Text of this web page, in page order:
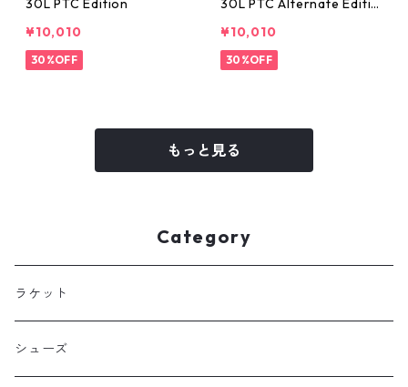
30L PTC Edition
¥10,010
30%OFF
30L PTC Alternate Editio
¥10,010
30%OFF
もっと見る
Category
ラケット
シューズ